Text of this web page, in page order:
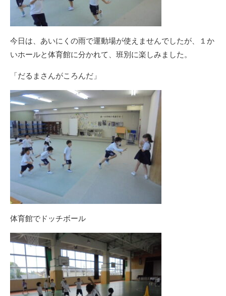
今日は、あいにくの雨で運動場が使えませんでしたが、１か
いホールと体育館に分かれて、班別に楽しみました。
「だるまさんがころんだ」
体育館でドッチボール